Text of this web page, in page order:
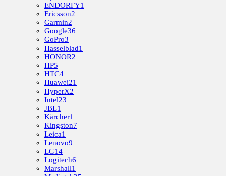
ENDORFY1
Ericsson2
Garmin2
Google36
GoPro3
Hasselblad1
HONOR2
HP5
HTC4
Huawei21
HyperX2
Intel23
JBL1
Kärcher1
Kingston7
Leica1
Lenovo9
LG14
Logitech6
Marshall1